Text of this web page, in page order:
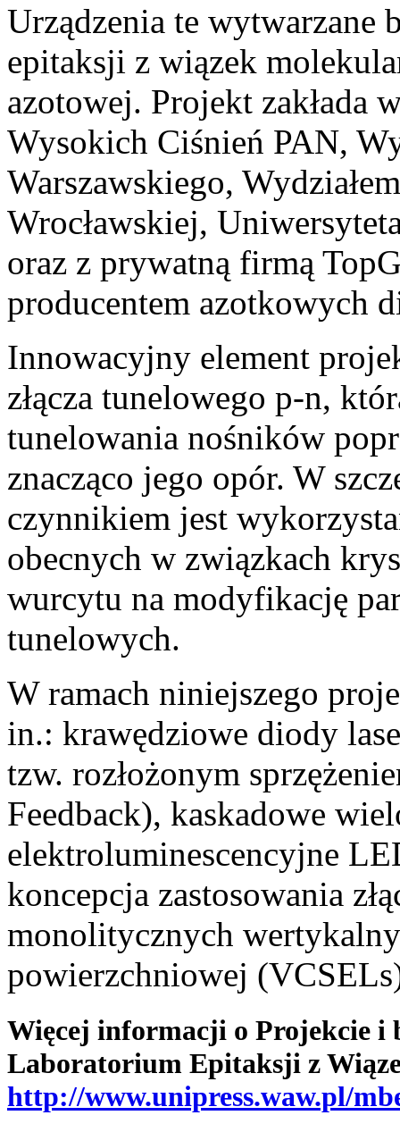
Urządzenia te wytwarzane
epitaksji z wiązek
azotowej. Projekt zakłada
Wysokich Ciśnień PAN,
Warszawskiego,
Wrocławskiej,
oraz z prywatną firmą
producentem azotkowych
Innowacyjny element
złącza tunelowego p-n,
tunelowania nośników
znacząco jego opór. W
czynnikiem jest
obecnych w związkach
wurcytu na modyfikację
tunelowych.
W ramach niniejszego
in.: krawędziowe diody
tzw. rozłożonym
Feedback), kaskadowe
elektroluminescencyjne
koncepcja zastosowania
monolitycznych
powierzchniowej
Więcej informacji o Projekcie i
Laboratorium Epitaksji z
http://www.unipress.waw.pl/